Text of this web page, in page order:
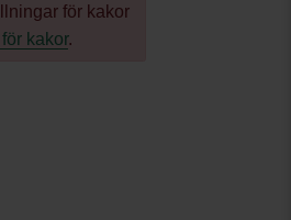
för kakor
kakor.